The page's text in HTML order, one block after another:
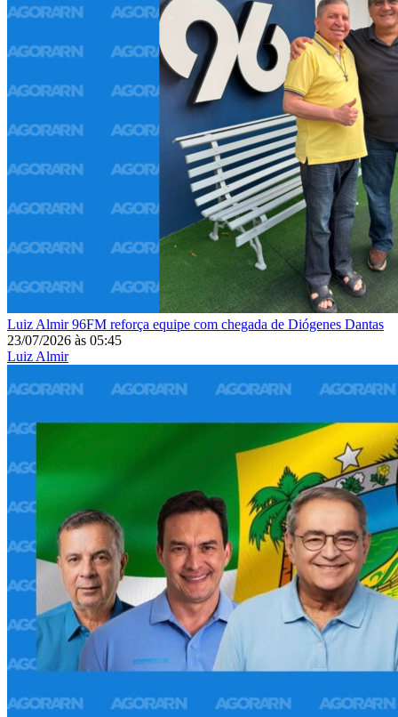
Luiz Almir96FM reforça equipe com chegada de Diógenes Dantas
23/07/2026 às 05:45
Luiz Almir